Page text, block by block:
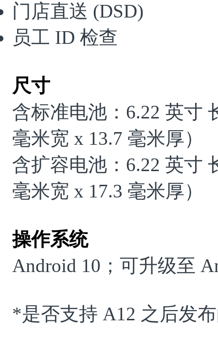
门店直送 (DSD)
员工 ID 检查
尺寸
含标准电池： 6.22 英寸
毫米宽 x 13.7 毫米厚）
含扩容电池： 6.22 英寸
毫米宽 x 17.3 毫米厚）
操作系统
Android 10 ；可升级至
*是否支持 A12 之后发